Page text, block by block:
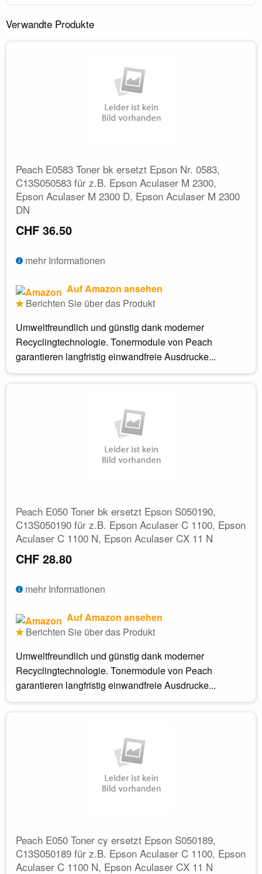
Verwandte Produkte
Peach E0583 Toner bk ersetzt Epson Nr. 0583,
C13S050583 für z.B. Epson Aculaser M 2300,
Epson Aculaser M 2300 D, Epson Aculaser M 2300
DN
CHF 36.50
mehr Informationen
Auf Amazon ansehen
Berichten Sie über das Produkt
Umweltfreundlich und günstig dank moderner
Recyclingtechnologie. Tonermodule von Peach
garantieren langfristig einwandfreie Ausdrucke...
Peach E050 Toner bk ersetzt Epson S050190,
C13S050190 für z.B. Epson Aculaser C 1100, Epson
Aculaser C 1100 N, Epson Aculaser CX 11 N
CHF 28.80
mehr Informationen
Auf Amazon ansehen
Berichten Sie über das Produkt
Umweltfreundlich und günstig dank moderner
Recyclingtechnologie. Tonermodule von Peach
garantieren langfristig einwandfreie Ausdrucke...
Peach E050 Toner cy ersetzt Epson S050189,
C13S050189 für z.B. Epson Aculaser C 1100, Epson
Aculaser C 1100 N, Epson Aculaser CX 11 N